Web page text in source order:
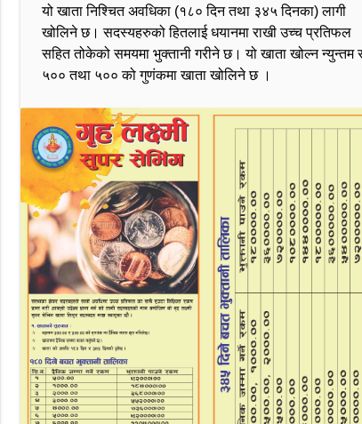
यो खाता निश्चित अवधिका (१८० दिन तथा ३४५ दिनका) लागी
खोलिने छ। सदस्यहरुको हितलाई धयानमा राखी उच्च प्रतिफल
सहित तोकेको समयमा भुक्तानी गरीने छ। यो खाता खोल्न न्युन्तम
५०० तथा ५०० को गुणंकमा खाता खोलिने छ ।